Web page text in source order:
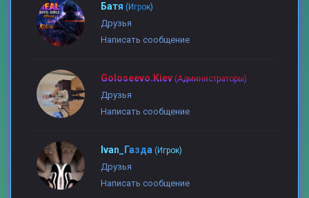
Батя (Игрок)
Друзья
Написать сообщение
Goloseevo.Kiev (Администраторы)
Друзья
Написать сообщение
Ivan_Газда (Игрок)
Друзья
Написать сообщение